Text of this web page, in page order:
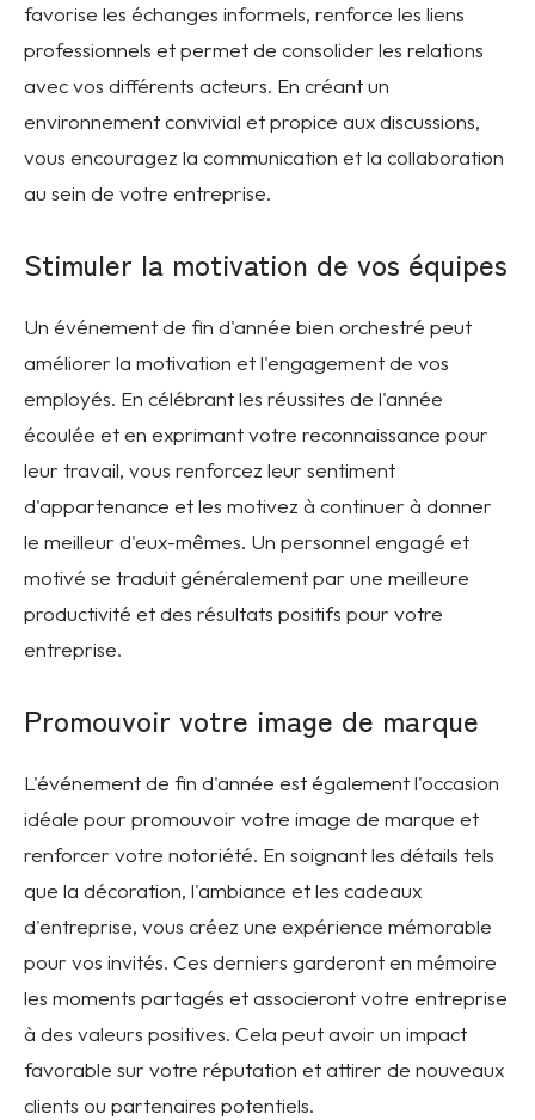
favorise les échanges informels, renforce les liens
professionnels et permet de consolider les relations
avec vos différents acteurs. En créant un
environnement convivial et propice aux discussions,
vous encouragez la communication et la collaboration
au sein de votre entreprise.
Stimuler la motivation de vos équipes
Un événement de fin d'année bien orchestré peut
améliorer la motivation et l'engagement de vos
employés. En célébrant les réussites de l'année
écoulée et en exprimant votre reconnaissance pour
leur travail, vous renforcez leur sentiment
d'appartenance et les motivez à continuer à donner
le meilleur d'eux-mêmes. Un personnel engagé et
motivé se traduit généralement par une meilleure
productivité et des résultats positifs pour votre
entreprise.
Promouvoir votre image de marque
L'événement de fin d'année est également l'occasion
idéale pour promouvoir votre image de marque et
renforcer votre notoriété. En soignant les détails tels
que la décoration, l'ambiance et les cadeaux
d'entreprise, vous créez une expérience mémorable
pour vos invités. Ces derniers garderont en mémoire
les moments partagés et associeront votre entreprise
à des valeurs positives. Cela peut avoir un impact
favorable sur votre réputation et attirer de nouveaux
clients ou partenaires potentiels.